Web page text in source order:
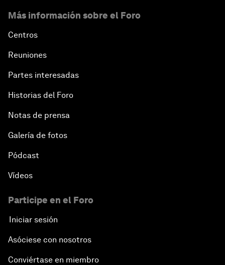
Más información sobre el Foro
Centros
Reuniones
Partes interesadas
Historias del Foro
Notas de prensa
Galería de fotos
Pódcast
Vídeos
Participe en el Foro
Iniciar sesión
Asóciese con nosotros
Conviértase en miembro